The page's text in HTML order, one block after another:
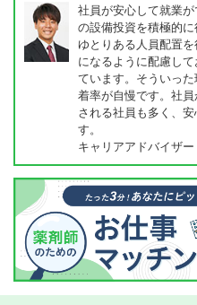
社員が安心して就業
の設備投資を積極的に
ゆとりある人員配置
になるように配慮し
ています。そういっ
着率が自慢です。社
される社員も多く、
す。
キャリアアドバイザ